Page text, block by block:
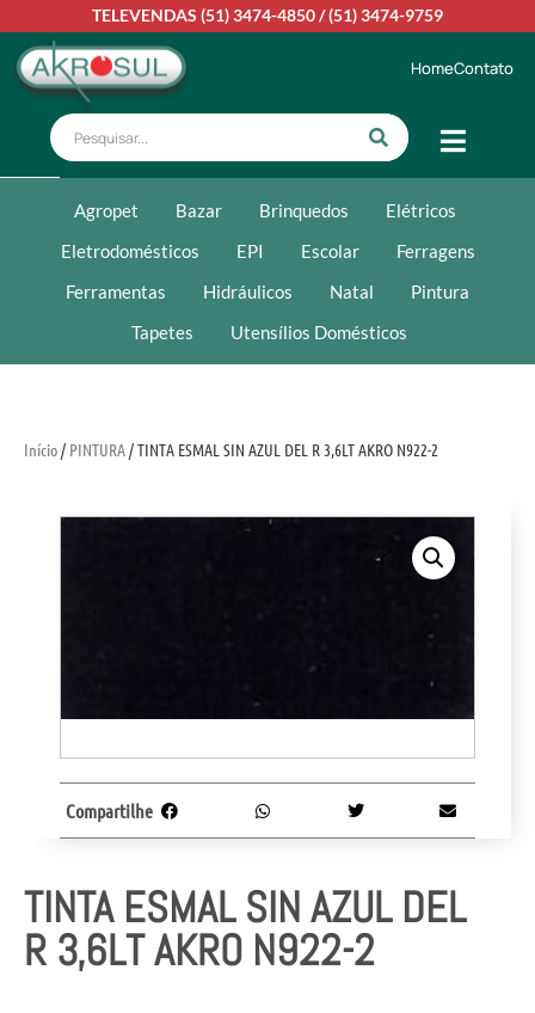
TELEVENDAS (51) 3474-4850/(51) 3474-9759
HomeContato
Agropet Bazar Brinquedos
Elétricos
Eletrodomésticos
EPI Escolar
Ferragens
Ferramentas
Hidráulicos Natal
Pintura
Tapetes
Utensílios Domésticos
Início/ PINTURA/ TINTA ESMAL SIN AZUL DEL R 3,6LT AKRO N922-2
TINTA ESMAL SIN AZUL DEL
R 3,6LT AKRO N922-2
Compartilhe